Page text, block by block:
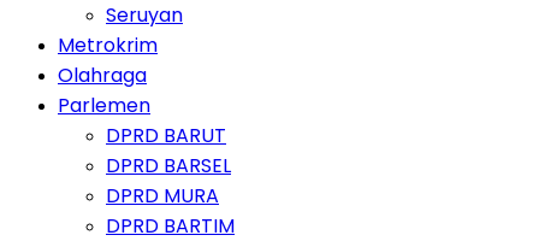
Seruyan
Metrokrim
Olahraga
Parlemen
DPRD BARUT
DPRD BARSEL
DPRD MURA
DPRD BARTIM